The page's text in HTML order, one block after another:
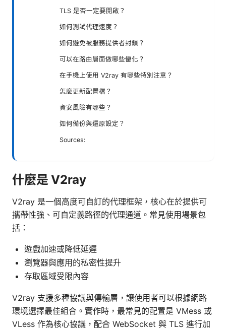
TLS 是否一定要開啟？
如何測試代理速度？
如何避免被服務提供者封鎖？
可以在路由層面做哪些優化？
在手機上使用 V2ray 有哪些特別注意？
怎麼更新配置檔？
資安風險有哪些？
如何備份與還原設定？
Sources:
什麼是 V2ray
V2ray 是一個高度可自訂的代理框架，核心在於提供可
攜帶性強、可自定義路徑的代理通道。常見使用場景包
括：
遊戲加速或降低延遲
瀏覽器與應用的私密性提升
存取區域受限內容
V2ray 支援多種協議與傳輸層，讓使用者可以根據網路
環境選擇最佳組合。實作時，最常見的配置是 VMess 或
VLess 作為核心協議，配合 WebSocket 與 TLS 進行加